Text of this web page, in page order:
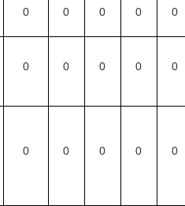
0 0 0 0 0
0 0 0 0 0
0 0 0 0 0